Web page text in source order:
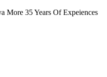
More 35 Years Of Expeiences